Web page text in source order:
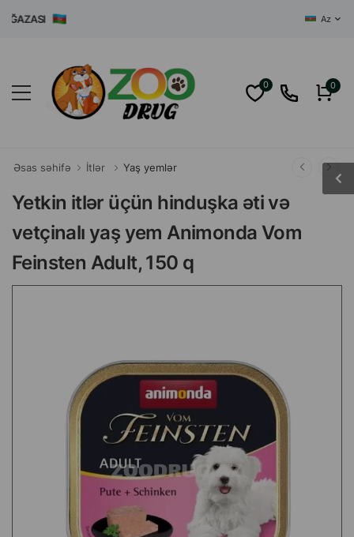
Az
0 0
Əsas səhifə İtlər Yaş yemlər
Yetkin itlər üçün hinduşka əti və
vetçinalı yaş yem Animonda Vom
Feinsten Adult, 150 q